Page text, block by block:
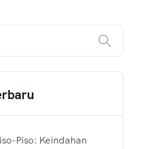
Piso: Keindahan